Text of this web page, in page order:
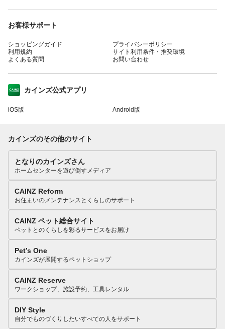
お客様サポート
ショッピングガイド
利用規約
よくある質問
プライバシーポリシー
サイト利用条件・推奨環境
お問い合わせ
カインズ公式アプリ
iOS版 Android版
カインズのその他のサイト
となりのカインズさん
ホームセンターを遊び倒すメディア
CAINZ Reform
お住まいのメンテナンスとくらしのサポート
CAINZ ペット総合サイト
ペットとのくらしを彩るサービスをお届け
Pet’s One
カインズが展開するペットショップ
CAINZ Reserve
ワークショップ、施設予約、工具レンタル
DIY Style
自分でものづくりしたいすべての人をサポート